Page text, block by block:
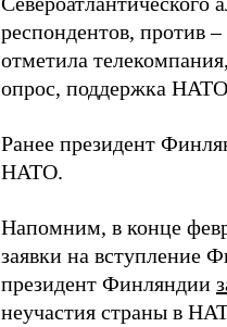
респондентов, против
отметила
опрос, поддержка
Ранее президент
НАТО.
Напомним, в конце
заявки на вступление
президент Финляндии
неучастия страны в